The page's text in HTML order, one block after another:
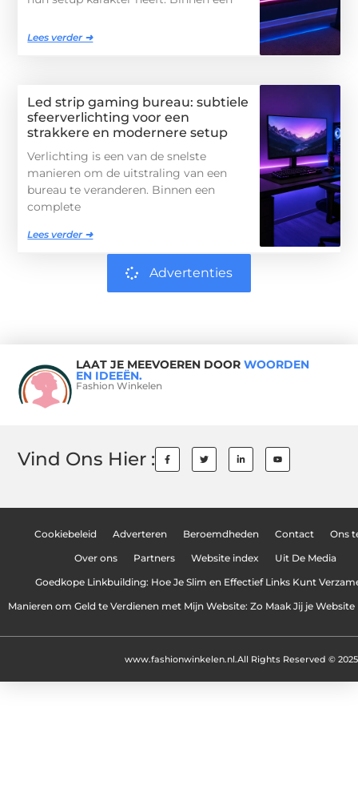
Lees verder ➜
Led strip gaming bureau: subtiele
sfeerverlichting voor een
strakkere en modernere setup
Verlichting is een van de snelste
manieren om de uitstraling van een
bureau te veranderen. Binnen een
complete
Lees verder ➜
Advertenties
LAAT JE MEEVOEREN DOOR WOORDEN
EN IDEEËN.
Fashion Winkelen
Vind Ons Hier :
Cookiebeleid Adverteren Beroemdheden Contact Ons
Over ons Partners Website index Uit De Media
Goedkope Linkbuilding: Hoe Je Slim en Effectief Links Kunt
Manieren om Geld te Verdienen met Mijn Website: Zo Maak Jij je Website
All Rights Reserved © 2025
www.fashionwinkelen.nl.